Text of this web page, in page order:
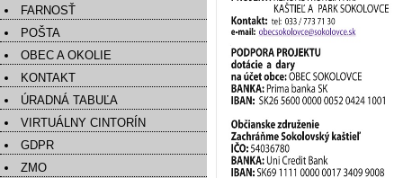
FARNOSŤ
POŠTA
OBEC A OKOLIE
KONTAKT
ÚRADNÁ TABUĽA
VIRTUÁLNY CINTORÍN
GDPR
ZMO